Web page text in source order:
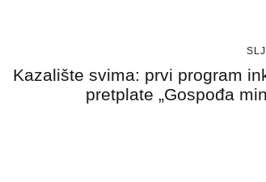
Kazalište svima: prvi program
pretplate „Gospođa